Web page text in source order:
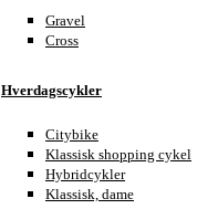
Gravel
Cross
Hverdagscykler
Citybike
Klassisk shopping cykel
Hybridcykler
Klassisk, dame